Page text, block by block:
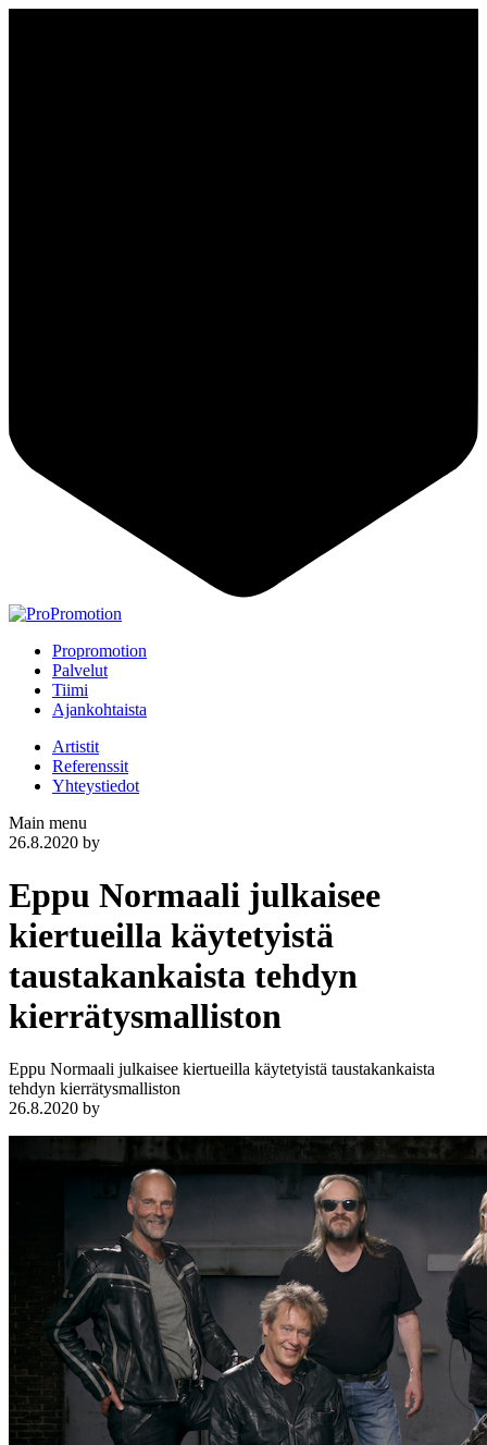
Propromotion
Palvelut
Tiimi
Ajankohtaista
Artistit
Referenssit
Yhteystiedot
Main menu
26.8.2020 by
Eppu Normaali julkaisee
kiertueilla käytetyistä
taustakankaista tehdyn
kierrätysmalliston
Eppu Normaali julkaisee kiertueilla käytetyistä taustakankaista
tehdyn kierrätysmalliston
26.8.2020 by